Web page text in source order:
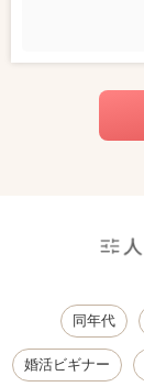
同年代
婚活ビギナー